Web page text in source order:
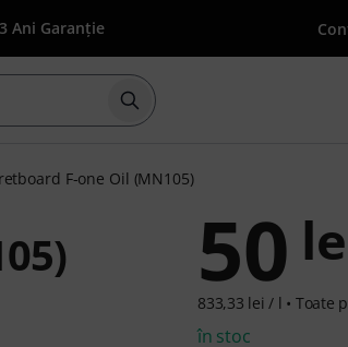
3 Ani Garanție
Începeți căutarea cu
F-one Oil (MN105)
50
833,33 lei / l • Toate
în stoc